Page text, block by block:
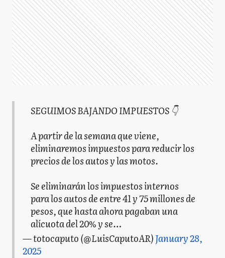
SEGUIMOS BAJANDO IMPUESTOS 👇
A partir de la semana que viene,
eliminaremos impuestos para reducir los
precios de los autos y las motos.
Se eliminarán los impuestos internos
para los autos de entre 41 y 75 millones de
pesos, que hasta ahora pagaban una
alícuota del 20% y se…
— totocaputo (@LuisCaputoAR)January 28,
2025